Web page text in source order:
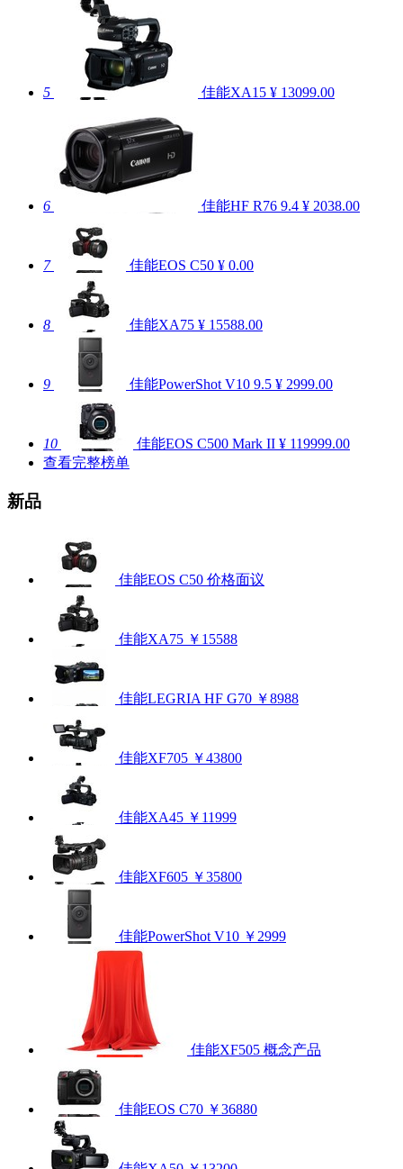
5 佳能XA15 ¥ 13099.00
6 佳能HF R76 9.4 ¥ 2038.00
7 佳能EOS C50 ¥ 0.00
8 佳能XA75 ¥ 15588.00
9 佳能PowerShot V10 9.5 ¥ 2999.00
10 佳能EOS C500 Mark II ¥ 119999.00
查看完整榜单
新品
佳能EOS C50 价格面议
佳能XA75 ￥15588
佳能LEGRIA HF G70 ￥8988
佳能XF705 ￥43800
佳能XA45 ￥11999
佳能XF605 ￥35800
佳能PowerShot V10 ￥2999
佳能XF505 概念产品
佳能EOS C70 ￥36880